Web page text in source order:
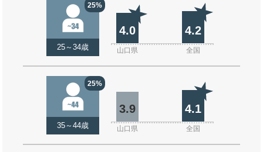
25%
25～34歳
4.0 4.2
山口県 全国
25%
35～44歳
3.9 4.1
山口県 全国